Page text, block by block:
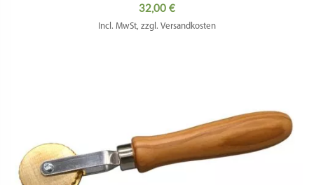
32,00 €
Incl. MwSt, zzgl. Versandkosten